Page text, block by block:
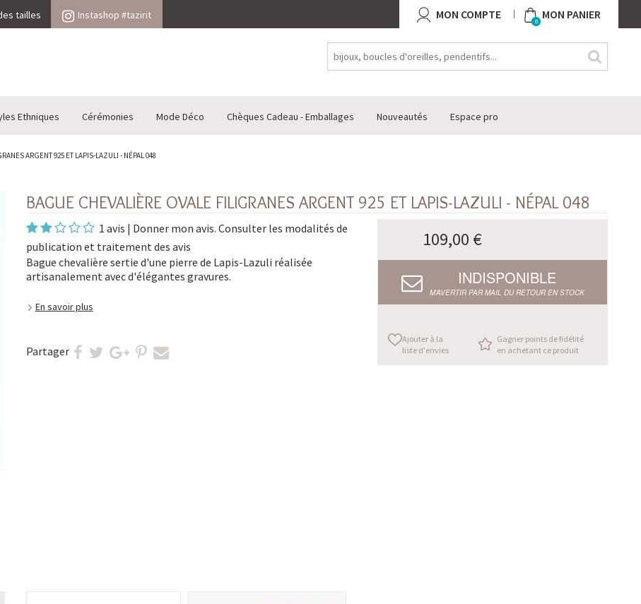
tailles Instashop #tazirit MON COMPTE 0 MON PANIER
Ethniques Cérémonies Mode Déco Chèques Cadeau - Emballages Nouveautés Espace pro
ARGENT 925 ET LAPIS-LAZULI - NÉPAL 048
BAGUE CHEVALIÈRE OVALE FILIGRANES ARGENT 925 ET LAPIS-LAZULI - NÉPAL 048
1 avis | Donner mon avis. Consulter les modalités de
publication et traitement des avis
Bague chevalière sertie d'une pierre de Lapis-Lazuli réalisée
artisanalement avec d'élégantes gravures.
En savoir plus
Partager
109,00 €
INDISPONIBLE
M’AVERTIR PAR MAIL DU RETOUR EN STOCK
Ajouter à la
liste d'envies
Gagner points de fidélité
en achetant ce produit